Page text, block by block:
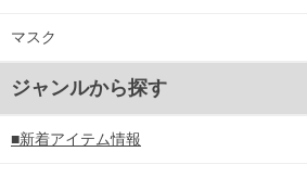
マスク
ジャンルから探す
■新着アイテム情報